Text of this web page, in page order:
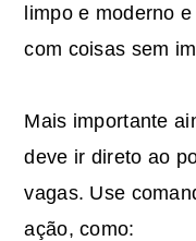
limpo e moderno
com coisas sem
Mais importante
deve ir direto ao
vagas. Use
ação, como: